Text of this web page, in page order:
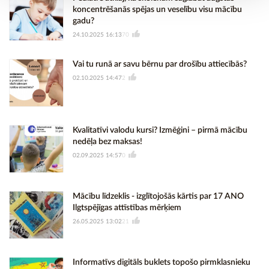
koncentrēšanās spējas un veselību visu mācību
gadu?
24.10.2025 16:13 70
Vai tu runā ar savu bērnu par drošību attiecībās?
02.10.2025 14:472
Kvalitatīvi valodu kursi? Izmēģini – pirmā mācību
nedēļa bez maksas!
02.09.2025 14:570
Mācību līdzeklis - izglītojošās kārtis par 17 ANO
Ilgtspējīgas attīstības mērķiem
26.05.2025 13:02 21
Informatīvs digitāls buklets topošo pirmklasnieku